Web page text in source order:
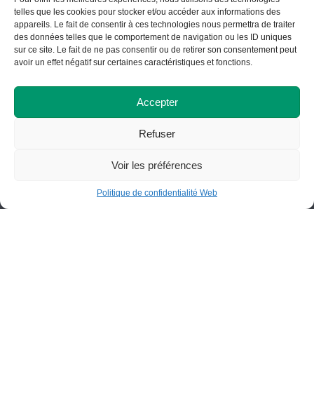
telles que les cookies pour stocker et/ou accéder aux informations des
appareils. Le fait de consentir à ces technologies nous permettra de traiter
des données telles que le comportement de navigation ou les ID uniques
sur ce site. Le fait de ne pas consentir ou de retirer son consentement peut
avoir un effet négatif sur certaines caractéristiques et fonctions.
Accepter
Refuser
Voir les préférences
Politique de confidentialité Web
Cégep de St-Félicien
Saint-Félicien (Québec) G8K 2R8
418 679-5412